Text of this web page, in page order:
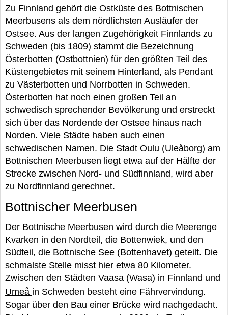
Zu Finnland gehört die Ostküste des Bottnischen
Meerbusens als dem nördlichsten Ausläufer der
Ostsee. Aus der langen Zugehörigkeit Finnlands zu
Schweden (bis 1809) stammt die Bezeichnung
Österbotten (Ostbottnien) für den größten Teil des
Küstengebietes mit seinem Hinterland, als Pendant
zu Västerbotten und Norrbotten in Schweden.
Österbotten hat noch einen großen Teil an
schwedisch sprechender Bevölkerung und erstreckt
sich über das Nordende der Ostsee hinaus nach
Norden. Viele Städte haben auch einen
schwedischen Namen. Die Stadt Oulu (Uleåborg) am
Bottnischen Meerbusen liegt etwa auf der Hälfte der
Strecke zwischen Nord- und Südfinnland, wird aber
zu Nordfinnland gerechnet.
Bottnischer Meerbusen
Der Bottnische Meerbusen wird durch die Meerenge
Kvarken in den Nordteil, die Bottenwiek, und den
Südteil, die Bottnische See (Bottenhavet) geteilt. Die
schmalste Stelle misst hier etwa 80 Kilometer.
Zwischen den Städten Vaasa (Wasa) in Finnland und
Umeå in Schweden besteht eine Fährvervindung.
Sogar über den Bau einer Brücke wird nachgedacht.